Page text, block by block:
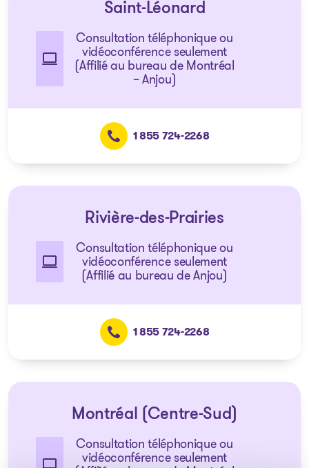
Saint-Léonard
Consultation téléphonique ou
vidéoconférence seulement
(Affilié au bureau de Montréal
– Anjou)
1 855 724-2268
Rivière-des-Prairies
Consultation téléphonique ou
vidéoconférence seulement
(Affilié au bureau de Anjou)
1 855 724-2268
Montréal (Centre-Sud)
Consultation téléphonique ou
vidéoconférence seulement